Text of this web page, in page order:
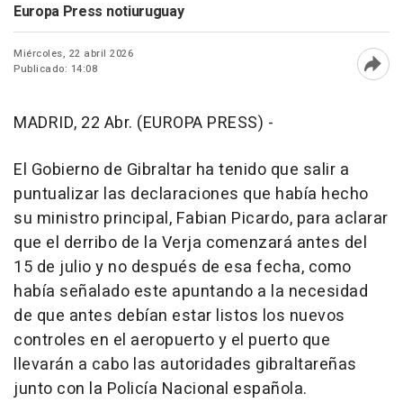
Europa Press notiuruguay
Miércoles, 22 abril 2026
Publicado: 14:08
MADRID, 22 Abr. (EUROPA PRESS) -
El Gobierno de Gibraltar ha tenido que salir a
puntualizar las declaraciones que había hecho
su ministro principal, Fabian Picardo, para aclarar
que el derribo de la Verja comenzará antes del
15 de julio y no después de esa fecha, como
había señalado este apuntando a la necesidad
de que antes debían estar listos los nuevos
controles en el aeropuerto y el puerto que
llevarán a cabo las autoridades gibraltareñas
junto con la Policía Nacional española.